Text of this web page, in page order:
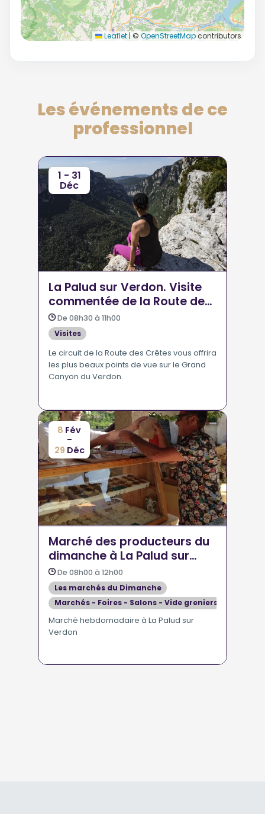
Leaflet | © OpenStreetMapcontributors
Les événements de ce
professionnel
1 - 31
Déc
La Palud sur Verdon. Visite
commentée de la Route des
Crêtes
De 08h30 à 11h00
Visites
Le circuit de la Route des Crêtes vous offrira
les plus beaux points de vue sur le Grand
Canyon du Verdon.
8 Fév
-
29 Déc
Marché des producteurs du
dimanche à La Palud sur
Verdon
De 08h00 à 12h00
Les marchés du Dimanche
Marchés - Foires - Salons - Vide greniers
Marché hebdomadaire à La Palud sur
Verdon